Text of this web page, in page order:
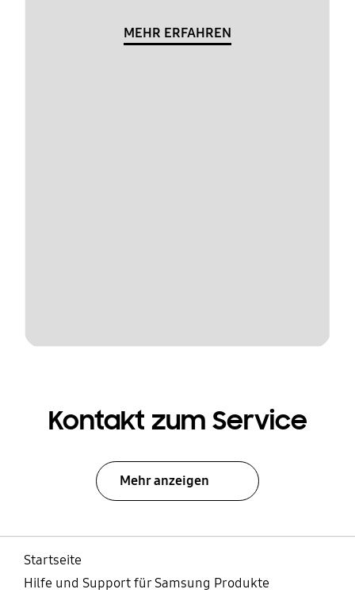
MEHR ERFAHREN
Kontakt zum Service
Mehr anzeigen
Startseite
Hilfe und Support für Samsung Produkte